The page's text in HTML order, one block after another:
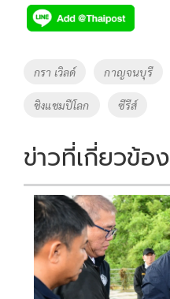
e
b
o
o
k
tt
er
p
y
Li
n
k
Tags
กรา เวิลด์ กาญจนบุรี
ชิงแชมปืโลก ซีรีส์
ข่าวที่เกี่ยวข้อง